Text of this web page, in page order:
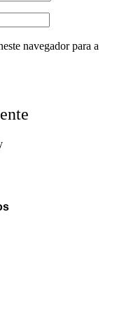
navegador para a